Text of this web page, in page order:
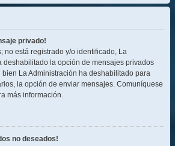
privado!
no está registrado y/o identificado, La
deshabilitado la opción de mensajes privados
La Administración ha deshabilitado para
la opción de enviar mensajes. Comuníquese
más información.
no deseados!